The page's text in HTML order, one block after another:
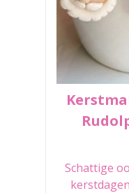
Schattige